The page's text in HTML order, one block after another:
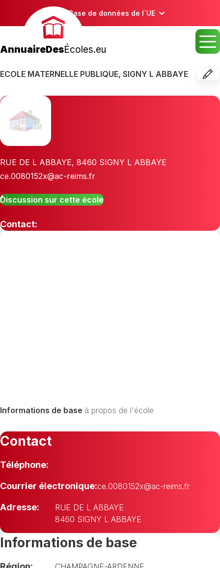
Base de données de l´UE
AnnuaireDesÉcoles.eu
ECOLE MATERNELLE PUBLIQUE, SIGNY L ABBAYE
RUE DE L ABBAYE, 8460 SIGNY L ABBAYE
ce.0080152x@ac-reims.fr
Discussion sur cette école
Contact:
Informations de base à propos de l'école
Contact
Téléphone:
Courrier électronique:ce.0080152x@ac-reims.fr
Adresse:
RUE DE L ABBAYE
8460 SIGNY L ABBAYE
Informations de base